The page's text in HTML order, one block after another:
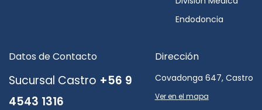
Endodoncia
Datos de Contacto
Sucursal Castro +56 9
4543 1316
Dirección
Covadonga 647, Castro
Ver en el mapa